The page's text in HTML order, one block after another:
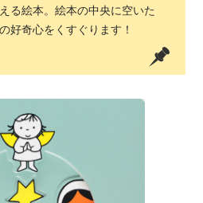
る絵本。絵本の中央に空いた
好奇心をくすぐります！